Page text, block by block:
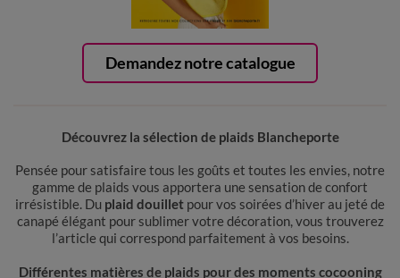
Demandez notre catalogue
Découvrez la sélection de plaids Blancheporte
Pensée pour satisfaire tous les goûts et toutes les envies, notre
gamme de plaids vous apportera une sensation de confort
irrésistible. Du plaid douillet pour vos soirées d’hiver au jeté de
canapé élégant pour sublimer votre décoration, vous trouverez
l’article qui correspond parfaitement à vos besoins.
Différentes matières de plaids pour des moments cocooning